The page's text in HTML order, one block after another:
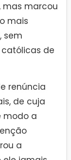
mas marcou
mais
sem
católicas de
renúncia
de cuja
modo a
a